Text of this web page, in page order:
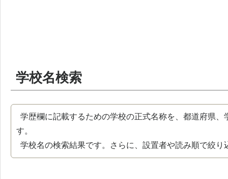
学校名検索
学歴欄に記載するための学校の正式名称を、都道府県
す。
学校名の検索結果です。さらに、設置者や読み順で絞り